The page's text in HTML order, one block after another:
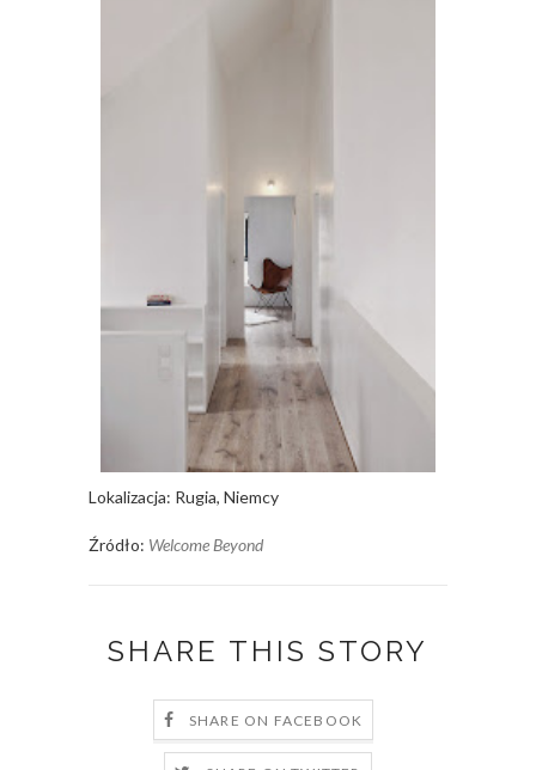
Lokalizacja: Rugia, Niemcy
Źródło: Welcome Beyond
SHARE THIS STORY
SHARE ON FACEBOOK